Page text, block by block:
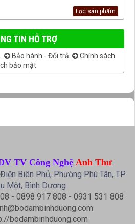
TIN HỖ TRỢ
Bảo hành - Đổi trả.
Chính sách
bảo mật
TV Công Nghệ Anh Thư
Biên Phủ, Phường Phú Tân, TP
Một, Bình Dương
- 0898 917 808 - 0931 531 808
bodambinhduong.com